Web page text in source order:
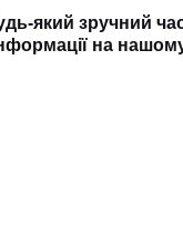
який зручний
на